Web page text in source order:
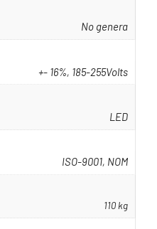
No genera
+- 16%, 185-255Volts
LED
ISO-9001, NOM
110 kg